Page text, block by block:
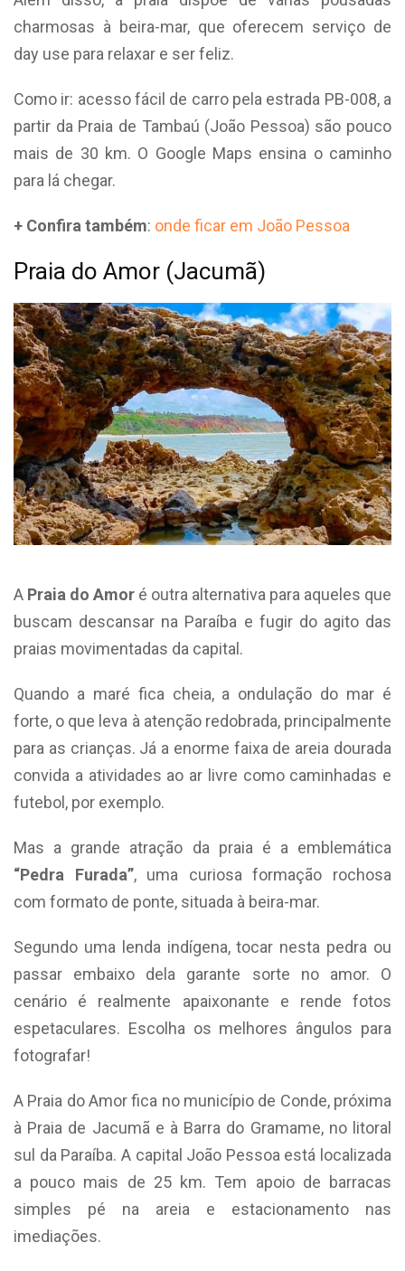
charmosas à beira-mar, que oferecem serviço de
day use para relaxar e ser feliz.
Como ir: acesso fácil de carro pela estrada PB-008, a
partir da Praia de Tambaú (João Pessoa) são pouco
mais de 30 km. O Google Maps ensina o caminho
para lá chegar.
+ Confira também: onde ficar em João Pessoa
Praia do Amor (Jacumã)
A Praia do Amor é outra alternativa para aqueles que
buscam descansar na Paraíba e fugir do agito das
praias movimentadas da capital.
Quando a maré fica cheia, a ondulação do mar é
forte, o que leva à atenção redobrada, principalmente
para as crianças. Já a enorme faixa de areia dourada
convida a atividades ao ar livre como caminhadas e
futebol, por exemplo.
Mas a grande atração da praia é a emblemática
“Pedra Furada”, uma curiosa formação rochosa
com formato de ponte, situada à beira-mar.
Segundo uma lenda indígena, tocar nesta pedra ou
passar embaixo dela garante sorte no amor. O
cenário é realmente apaixonante e rende fotos
espetaculares. Escolha os melhores ângulos para
fotografar!
A Praia do Amor fica no município de Conde, próxima
à Praia de Jacumã e à Barra do Gramame, no litoral
sul da Paraíba. A capital João Pessoa está localizada
a pouco mais de 25 km. Tem apoio de barracas
simples pé na areia e estacionamento nas
imediações.